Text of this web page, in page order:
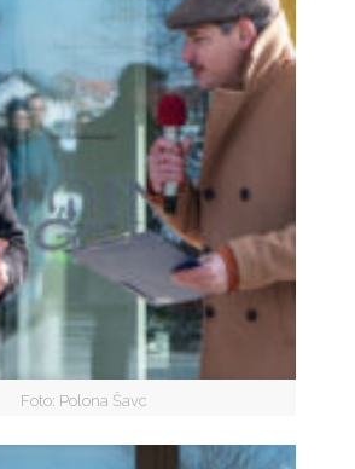
Foto: Polona Šavc